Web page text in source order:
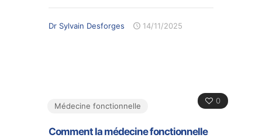
Dr Sylvain Desforges 14/11/2025
0
Médecine fonctionnelle
Comment la médecine fonctionnelle